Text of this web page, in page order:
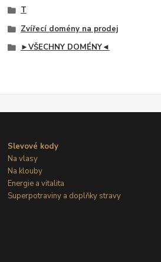
T
Zvířecí domény na prodej
►VŠECHNY DOMÉNY◄
Slevové kody
Na vlasy
Na klouby
Energie a vitalita
Superpotraviny a doplňky stravy